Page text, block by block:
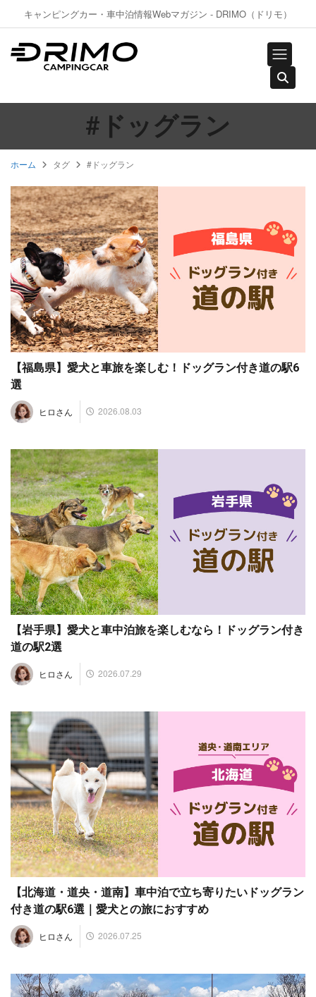
キャンピングカー・車中泊情報Webマガジン - DRIMO（ドリモ）
#ドッグラン
ホーム タグ #ドッグラン
【福島県】愛犬と車旅を楽しむ！ドッグラン付き道の駅6
選
ヒロさん 2026.08.03
【岩手県】愛犬と車中泊旅を楽しむなら！ドッグラン付き
道の駅2選
ヒロさん 2026.07.29
【北海道・道央・道南】車中泊で立ち寄りたいドッグラン
付き道の駅6選｜愛犬との旅におすすめ
ヒロさん 2026.07.25